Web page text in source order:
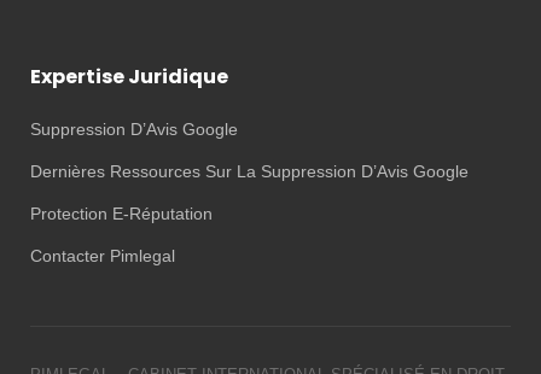
Expertise Juridique
Suppression D’Avis Google
Dernières Ressources Sur La Suppression D’Avis Google
Protection E-Réputation
Contacter Pimlegal